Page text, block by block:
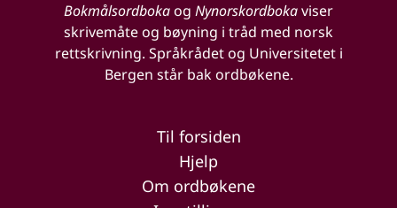
Bokmålsordbokaog Nynorskordbokaviser
skrivemåte og bøyning i tråd med norsk
rettskrivning. Språkrådet og Universitetet i
Bergen står bak ordbøkene.
Til forsiden
Hjelp
Om ordbøkene